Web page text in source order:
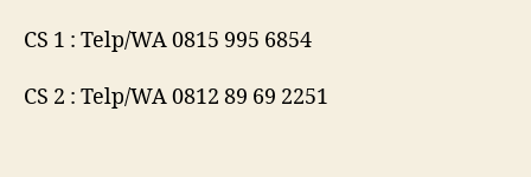
CS 1 : Telp/WA 0815 995 6854
CS 2 : Telp/WA 0812 89 69 2251